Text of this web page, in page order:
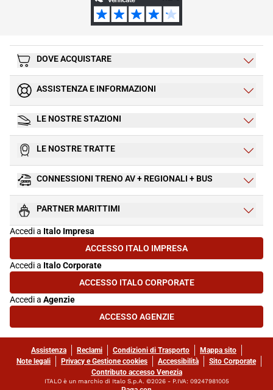
DOVE ACQUISTARE
ASSISTENZA E INFORMAZIONI
LE NOSTRE STAZIONI
LE NOSTRE TRATTE
CONNESSIONI TRENO AV + REGIONALI + BUS
PARTNER MARITTIMI
Accedi a Italo Impresa
ACCESSO ITALO IMPRESA(SI APRE IN UNA NUOVA SCHEDA)
Accedi a Italo Corporate
ACCESSO ITALO CORPORATE(SI APRE IN UNA NUOVA SCHEDA)
Accedi a Agenzie
ACCESSO AGENZIE(SI APRE IN UNA NUOVA SCHEDA)
Assistenza Reclami Condizioni di Trasporto
Mappa sito
Note legali
Privacy e Gestione cookies Accessibilità
Sito Corporate
Contributo accesso Venezia
ITALO è un marchio di Italo S.p.A. ©2026 - P.IVA: 09247981005